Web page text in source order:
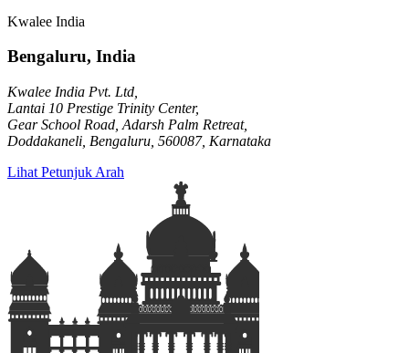
Kwalee India
Bengaluru, India
Kwalee India Pvt. Ltd,
Lantai 10 Prestige Trinity Center,
Gear School Road, Adarsh Palm Retreat,
Doddakaneli, Bengaluru, 560087, Karnataka
Lihat Petunjuk Arah